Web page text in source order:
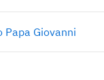
Papa Giovanni